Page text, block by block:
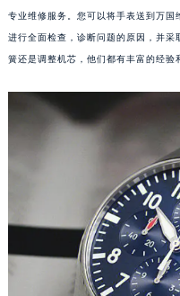
专业维修服务。您可以将手表送到万
进行全面检查，诊断问题的原因，并
簧还是调整机芯，他们都有丰富的经验